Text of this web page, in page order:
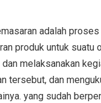
adalah
produk untuk suatu
melaksanakan
tersebut, dan
yang sudah